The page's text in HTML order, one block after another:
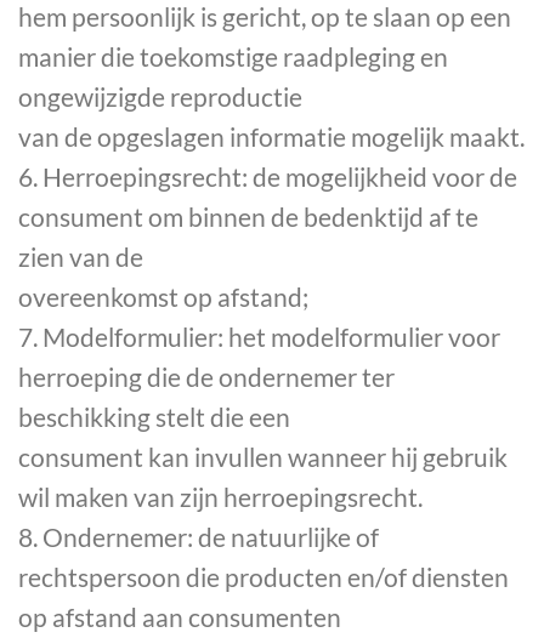
hem persoonlijk is gericht, op te slaan op een
manier die toekomstige raadpleging en
ongewijzigde reproductie
van de opgeslagen informatie mogelijk maakt.
6. Herroepingsrecht: de mogelijkheid voor de
consument om binnen de bedenktijd af te
zien van de
overeenkomst op afstand;
7. Modelformulier: het modelformulier voor
herroeping die de ondernemer ter
beschikking stelt die een
consument kan invullen wanneer hij gebruik
wil maken van zijn herroepingsrecht.
8. Ondernemer: de natuurlijke of
rechtspersoon die producten en/of diensten
op afstand aan consumenten